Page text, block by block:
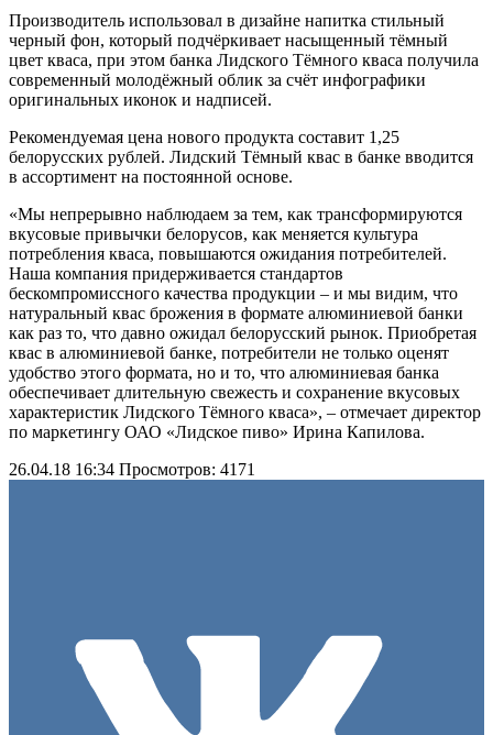
Производитель использовал в дизайне напитка стильный
черный фон, который подчёркивает насыщенный тёмный
цвет кваса, при этом банка Лидского Тёмного кваса получила
современный молодёжный облик за счёт инфографики
оригинальных иконок и надписей.
Рекомендуемая цена нового продукта составит 1,25
белорусских рублей. Лидский Тёмный квас в банке вводится
в ассортимент на постоянной основе.
«Мы непрерывно наблюдаем за тем, как трансформируются
вкусовые привычки белорусов, как меняется культура
потребления кваса, повышаются ожидания потребителей.
Наша компания придерживается стандартов
бескомпромиссного качества продукции – и мы видим, что
натуральный квас брожения в формате алюминиевой банки
как раз то, что давно ожидал белорусский рынок. Приобретая
квас в алюминиевой банке, потребители не только оценят
удобство этого формата, но и то, что алюминиевая банка
обеспечивает длительную свежесть и сохранение вкусовых
характеристик Лидского Тёмного кваса», – отмечает директор
по маркетингу ОАО «Лидское пиво» Ирина Капилова.
26.04.18 16:34 Просмотров: 4171